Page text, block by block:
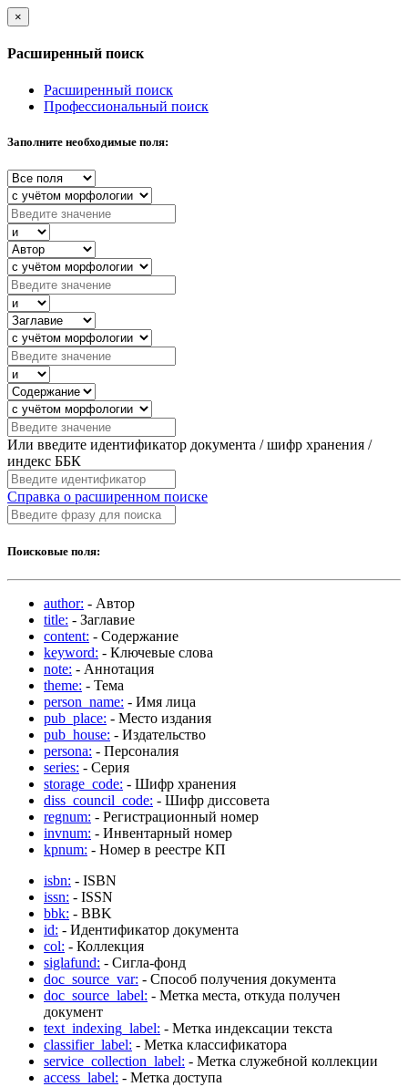
×
Расширенный поиск
Расширенный поиск
Профессиональный поиск
Заполните необходимые поля:
Или введите идентификатор документа / шифр хранения /
индекс ББК
Справка о расширенном поиске
Поисковые поля:
author: - Автор
title: - Заглавие
content: - Содержание
keyword: - Ключевые слова
note: - Аннотация
theme: - Тема
person_name: - Имя лица
pub_place: - Место издания
pub_house: - Издательство
persona: - Персоналия
series: - Серия
storage_code: - Шифр хранения
diss_council_code: - Шифр диссовета
regnum: - Регистрационный номер
invnum: - Инвентарный номер
kpnum: - Номер в реестре КП
isbn: - ISBN
issn: - ISSN
bbk: - BBK
id: - Идентификатор документа
col: - Коллекция
siglafund: - Сигла-фонд
doc_source_var: - Способ получения документа
doc_source_label: - Метка места, откуда получен
документ
text_indexing_label: - Метка индексации текста
classifier_label: - Метка классификатора
service_collection_label: - Метка служебной коллекции
access_label: - Метка доступа